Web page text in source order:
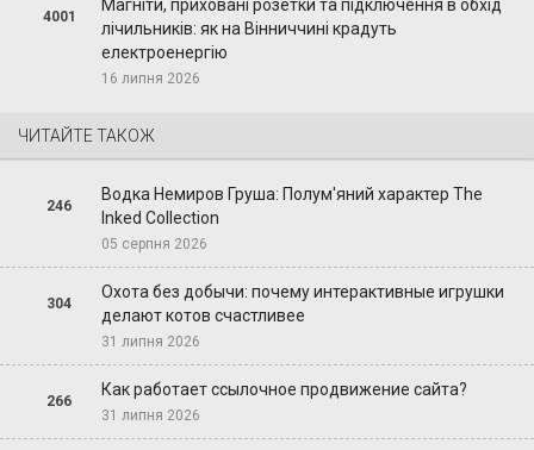
4001
Магніти, приховані розетки та підключення в обхід
лічильників: як на Вінниччині крадуть
електроенергію
16 липня 2026
ЧИТАЙТЕ ТАКОЖ
246
Водка Немиров Груша: Полум'яний характер The
Inked Collection
05 серпня 2026
304
Охота без добычи: почему интерактивные игрушки
делают котов счастливее
31 липня 2026
266
Как работает ссылочное продвижение сайта?
31 липня 2026